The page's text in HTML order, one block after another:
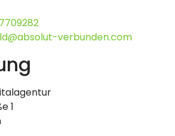
verbunden.com
1